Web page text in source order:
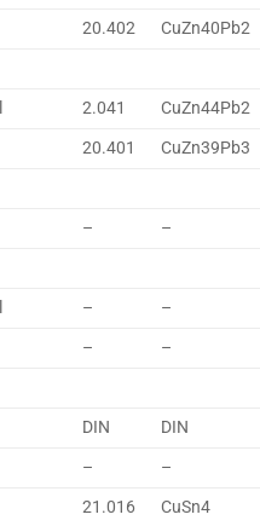
20.402 CuZn40Pb2
2.041
CuZn44Pb2
20.401 CuZn39Pb3
– –
–
–
–
–
DIN
DIN
–
–
21.016
CuSn4